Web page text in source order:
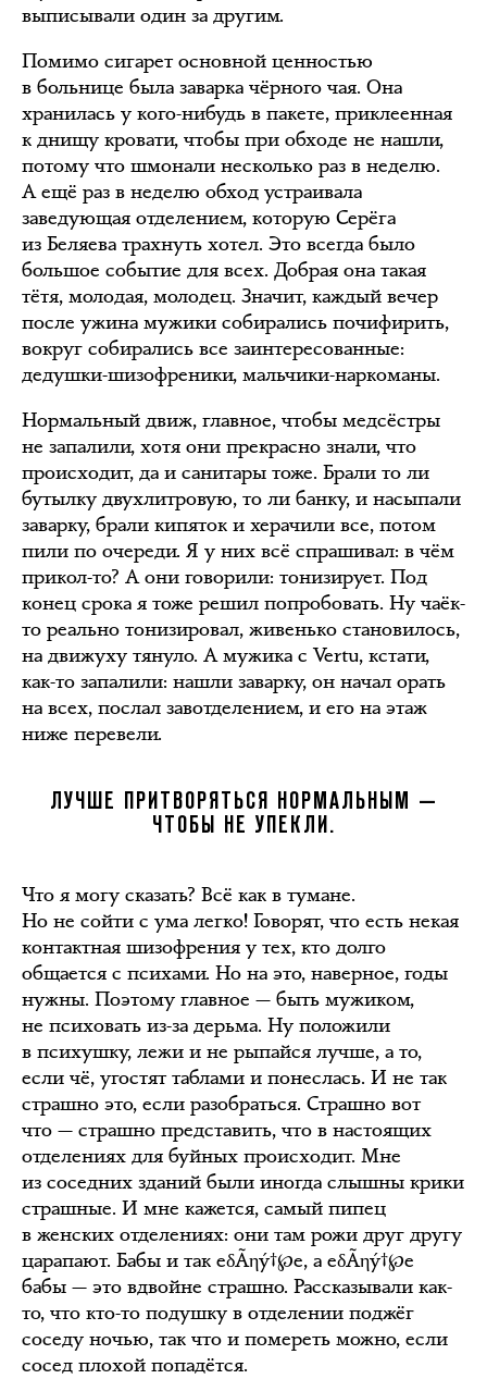
выписывали один за другим.
Помимо сигарет основной ценностью
в больнице была заварка чёрного чая. Она
хранилась у кого-нибудь в пакете, приклеенная
к днищу кровати, чтобы при обходе не нашли,
потому что шмонали несколько раз в неделю.
А ещё раз в неделю обход устраивала
заведующая отделением, которую Серёга
из Беляева трахнуть хотел. Это всегда было
большое событие для всех. Добрая она такая
тётя, молодая, молодец. Значит, каждый вечер
после ужина мужики собирались почифирить,
вокруг собирались все заинтересованные:
дедушки-шизофреники, мальчики-наркоманы.
Нормальный движ, главное, чтобы медсёстры
не запалили, хотя они прекрасно знали, что
происходит, да и санитары тоже. Брали то ли
бутылку двухлитровую, то ли банку, и насыпали
заварку, брали кипяток и херачили все, потом
пили по очереди. Я у них всё спрашивал: в чём
прикол-то? А они говорили: тонизирует. Под
конец срока я тоже решил попробовать. Ну чаёк-
то реально тонизировал, живенько становилось,
на движуху тянуло. А мужика с Vertu, кстати,
как-то запалили: нашли заварку, он начал орать
на всех, послал завотделением, и его на этаж
ниже перевели.
ЛУЧШЕ ПРИТВОРЯТЬСЯ НОРМАЛЬНЫМ —
ЧТОБЫ НЕ УПЕКЛИ.
Что я могу сказать? Всё как в тумане.
Но не сойти с ума легко! Говорят, что есть некая
контактная шизофрения у тех, кто долго
общается с психами. Но на это, наверное, годы
нужны. Поэтому главное — быть мужиком,
не психовать из-за дерьма. Ну положили
в психушку, лежи и не рыпайся лучше, а то,
если чё, угостят таблами и понеслась. И не так
страшно это, если разобраться. Страшно вот
что — страшно представить, что в настоящих
отделениях для буйных происходит. Мне
из соседних зданий были иногда слышны крики
страшные. И мне кажется, самый пипец
в женских отделениях: они там рожи друг другу
царапают. Бабы и так еδÃηý†℘е, а еδÃηý†℘е
бабы — это вдвойне страшно. Рассказывали как-
то, что кто-то подушку в отделении поджёг
соседу ночью, так что и помереть можно, если
сосед плохой попадётся.